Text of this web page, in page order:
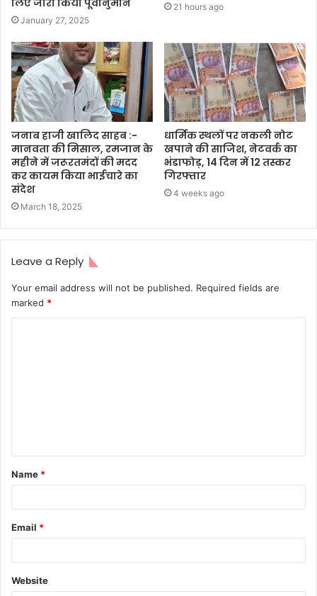
January 27, 2025
21 hours ago
जनाब हाजी खालिद साहब :-
मानवता की मिसाल, रमजान के
महीने में जरूरतमंदों की मदद
कर कायम किया भाईचारे का
संदेश
March 18, 2025
धार्मिक स्थलों पर नकली नोट
खपाने की साजिश, नेटवर्क का
भंडाफोड़, 14 दिन में 12 तस्कर
गिरफ्तार
4 weeks ago
Leave a Reply
Your email address will not be published. Required fields are
marked *
t
*
Name *
Email *
Website